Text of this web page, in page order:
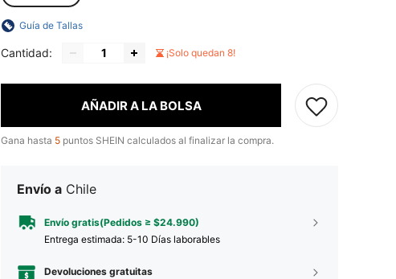
Guía de Tallas
Cantidad: ¡Solo quedan 8!
AÑADIR A LA BOLSA
Gana hasta 5 puntos SHEIN calculados al finalizar la compra.
Envío a Chile
Envío gratis(Pedidos ≥ $24.990)
Entrega estimada: 5-10 Días laborables
Devoluciones gratuitas